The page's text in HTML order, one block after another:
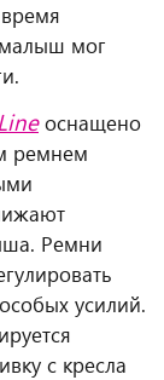
малыш мог
оснащено
ремнем
Ремни
усилий.
с кресла